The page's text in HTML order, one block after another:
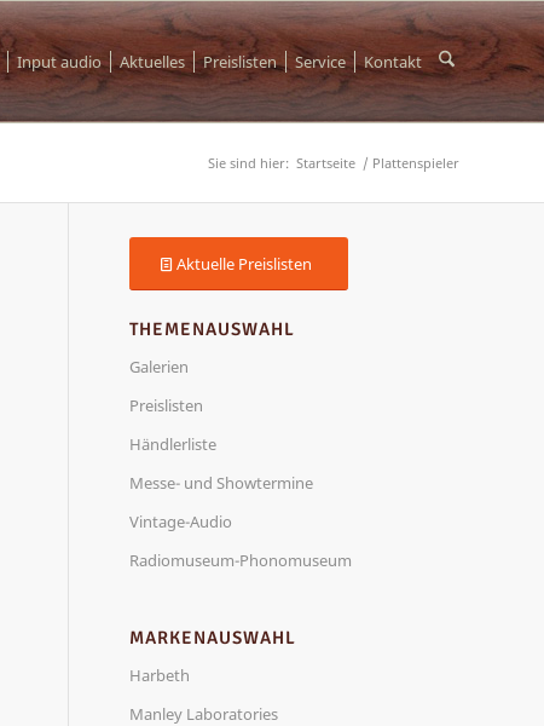
Input audio Aktuelles Preislisten Service Kontakt
Sie sind hier: Startseite / Plattenspieler
Aktuelle Preislisten
THEMENAUSWAHL
Galerien
Preislisten
Händlerliste
Messe- und Showtermine
Vintage-Audio
Radiomuseum-Phonomuseum
MARKENAUSWAHL
Harbeth
Manley Laboratories